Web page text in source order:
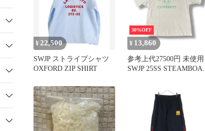
¥ 22,500
SWJP ストライプシャツ
OXFORD ZIP SHIRT
30%OFF
¥ 13,860
参考上代27500円 未使用
SWJP 25SS STEAMBOAT
トソー エスダブリュージ
ェーピー SW-25SS-006 オ
フホワイト XL
（96948A）